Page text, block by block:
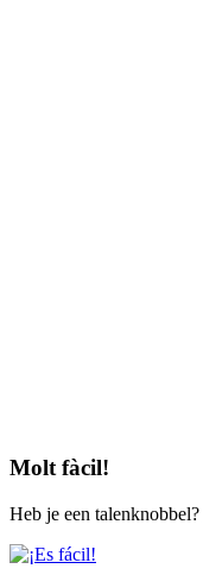
Molt fàcil!
Heb je een talenknobbel?